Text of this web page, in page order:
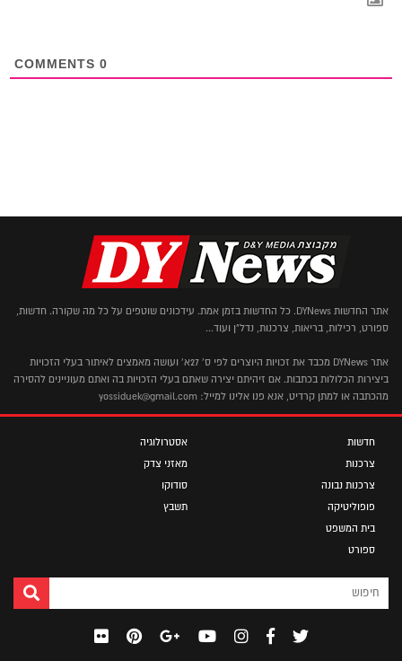
0
אתר החדשות DYNews. כל החדשות בזמן אמת. עידכונים שוטפים על כל מה שקורה. חדשות,
ספורט, רכילות, בריאות, צרכנות, נדל"ן ועוד...
אתר DYNews מכבד את זכויות היוצרים לפי ס' 27א' ועושה מאמצים לאיתור בעלי הזכויות
ביצירות הכלולות בכתבות. אם זיהיתם יצירה שאתם בעלי הזכויות בה ואתם מעוניינים להסירה
מהכתבה או למתן קרדיט, אנא פנו אלינו למייל: yossiduek@gmail.com
חדשות
צרכנות
צרכנות נבונה
פופוליטיקה
בית המשפט
ספורט
אסטרולוגיה
מאזני צדק
סודוקו
תשבץ